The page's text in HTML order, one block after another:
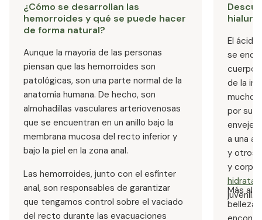
¿Cómo se desarrollan las
hemorroides y qué se puede hacer
de forma natural?
Aunque la mayoría de las personas
piensan que las hemorroides son
patológicas, son una parte normal de la
anatomía humana. De hecho, son
almohadillas vasculares arteriovenosas
que se encuentran en un anillo bajo la
membrana mucosa del recto inferior y
bajo la piel en la zona anal.
Las hemorroides, junto con el esfínter
anal, son responsables de garantizar
que tengamos control sobre el vaciado
del recto durante las evacuaciones
El ácido
se
cuerpo,
de la
muchos
por sus
a una
y otros
y
juvenil.
Más
belleza,